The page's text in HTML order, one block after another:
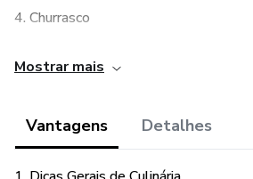
4. Churrasco
5. Frutas e Legumes
7. Cozimento
Mostrar mais
Vantagens Detalhes